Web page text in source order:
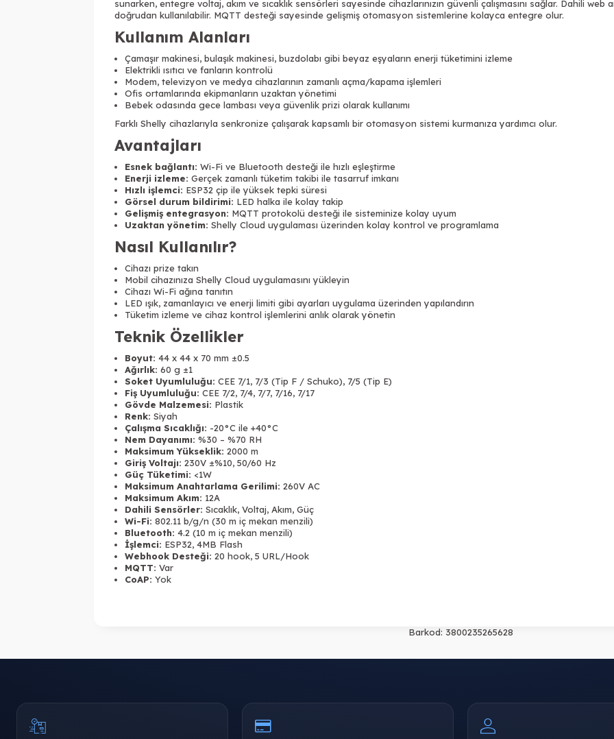
sunarken, entegre voltaj, akım ve sıcaklık sensörleri sayesinde cihazlarınızın güvenli çalışmasını sağlar. Dahili
doğrudan kullanılabilir. MQTT desteği sayesinde gelişmiş otomasyon sistemlerine kolayca entegre olur.
Kullanım Alanları
Çamaşır makinesi, bulaşık makinesi, buzdolabı gibi beyaz eşyaların enerji tüketimini izleme
Elektrikli ısıtıcı ve fanların kontrolü
Modem, televizyon ve medya cihazlarının zamanlı açma/kapama işlemleri
Ofis ortamlarında ekipmanların uzaktan yönetimi
Bebek odasında gece lambası veya güvenlik prizi olarak kullanımı
Farklı Shelly cihazlarıyla senkronize çalışarak kapsamlı bir otomasyon sistemi kurmanıza yardımcı olur.
Avantajları
Esnek bağlantı: Wi-Fi ve Bluetooth desteği ile hızlı eşleştirme
Enerji izleme: Gerçek zamanlı tüketim takibi ile tasarruf imkanı
Hızlı işlemci: ESP32 çip ile yüksek tepki süresi
Görsel durum bildirimi: LED halka ile kolay takip
Gelişmiş entegrasyon: MQTT protokolü desteği ile sisteminize kolay uyum
Uzaktan yönetim: Shelly Cloud uygulaması üzerinden kolay kontrol ve programlama
Nasıl Kullanılır?
Cihazı prize takın
Mobil cihazınıza Shelly Cloud uygulamasını yükleyin
Cihazı Wi-Fi ağına tanıtın
LED ışık, zamanlayıcı ve enerji limiti gibi ayarları uygulama üzerinden yapılandırın
Tüketim izleme ve cihaz kontrol işlemlerini anlık olarak yönetin
Teknik Özellikler
Boyut: 44 x 44 x 70 mm ±0.5
Ağırlık: 60 g ±1
Soket Uyumluluğu: CEE 7/1, 7/3 (Tip F / Schuko), 7/5 (Tip E)
Fiş Uyumluluğu: CEE 7/2, 7/4, 7/7, 7/16, 7/17
Gövde Malzemesi: Plastik
Renk: Siyah
Çalışma Sıcaklığı: -20°C ile +40°C
Nem Dayanımı: %30 – %70 RH
Maksimum Yükseklik: 2000 m
Giriş Voltajı: 230V ±%10, 50/60 Hz
Güç Tüketimi: <1W
Maksimum Anahtarlama Gerilimi: 260V AC
Maksimum Akım: 12A
Dahili Sensörler: Sıcaklık, Voltaj, Akım, Güç
Wi-Fi: 802.11 b/g/n (30 m iç mekan menzili)
Bluetooth: 4.2 (10 m iç mekan menzili)
İşlemci: ESP32, 4MB Flash
Webhook Desteği: 20 hook, 5 URL/Hook
MQTT: Var
CoAP: Yok
Barkod: 3800235265628